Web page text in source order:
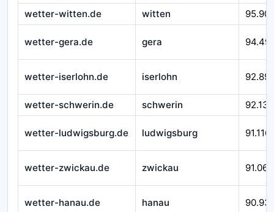
wetter-witten.de
witten
wetter-gera.de gera
wetter-iserlohn.de iserlohn
wetter-schwerin.de schwerin 92.138
wetter-ludwigsburg.de ludwigsburg 91.116
wetter-zwickau.de zwickau 91.066
wetter-hanau.de hanau